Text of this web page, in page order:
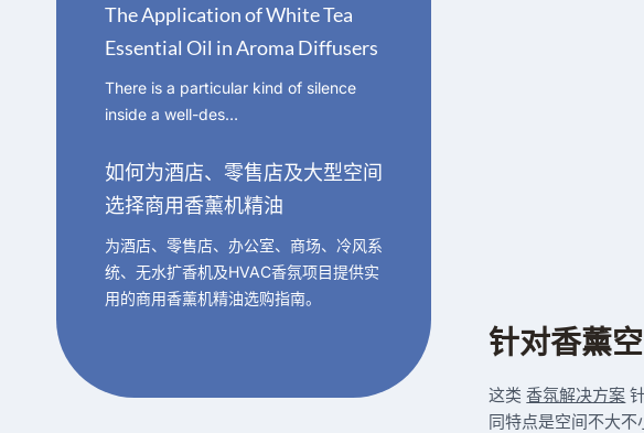
针对香薰
这类香氛解决方案
同特点是空间不大不
The Application of White Tea
Essential Oil in Aroma Diffusers
There is a particular kind of silence
inside a well-des…
如何为酒店、零售店及大型空间
选择商用香薰机精油
为酒店、零售店、办公室、商场、冷风系
统、无水扩香机及HVAC香氛项目提供实
用的商用香薰机精油选购指南。